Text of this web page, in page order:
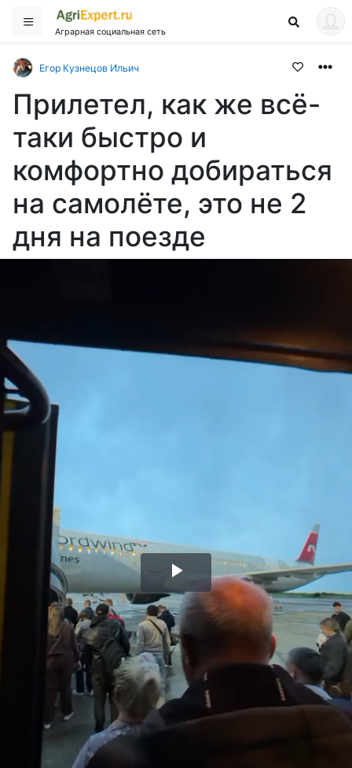
Аграрная социальная сеть
Егор Кузнецов Ильич
Прилетел, как же всё-
таки быстро и
комфортно добираться
на самолёте, это не 2
дня на поезде
Воспроизвести
видео